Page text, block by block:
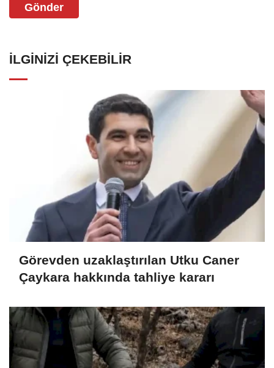
Gönder
İLGINIZI ÇEKEBILIR
Görevden uzaklaştırılan Utku Caner
Çaykara hakkında tahliye kararı